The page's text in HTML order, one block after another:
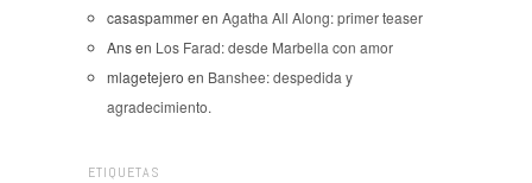
casaspammeren Agatha All Along: primer teaser
Ansen Los Farad: desde Marbella con amor
mlagetejero en Banshee: despedida y
agradecimiento.
ETIQUETAS